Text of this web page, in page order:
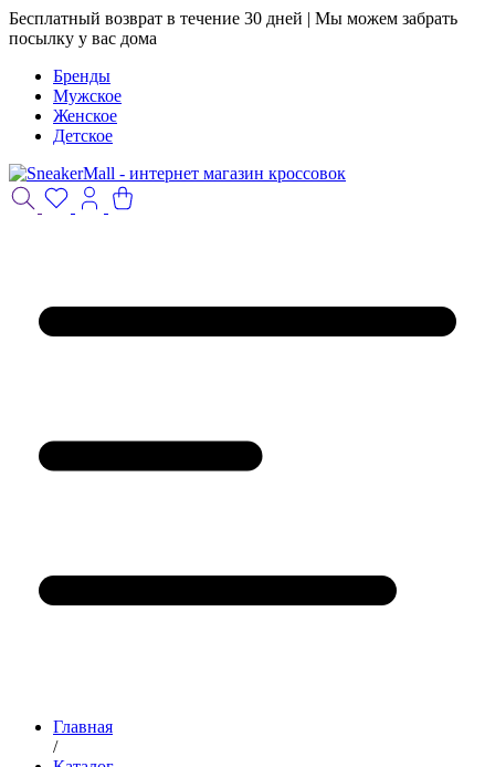
Бесплатный возврат в течение 30 дней | Мы можем забрать
посылку у вас дома
Бренды
Мужское
Женское
Детское
Главная
/